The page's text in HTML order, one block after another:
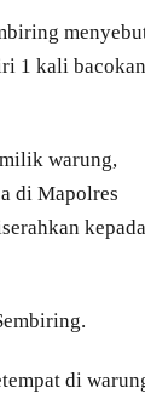
1 kali
warung,
di Mapolres
kepada
di